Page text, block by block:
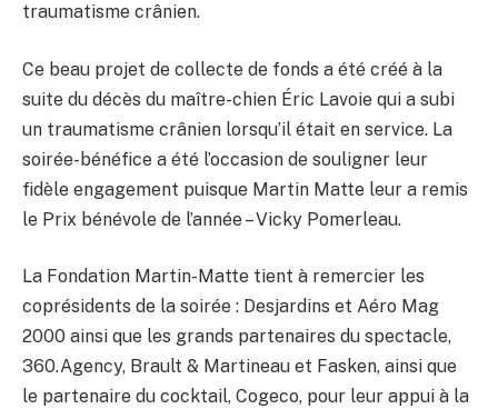
traumatisme crânien.
Ce beau projet de collecte de fonds a été créé à la
suite du décès du maître-chien Éric Lavoie qui a subi
un traumatisme crânien lorsqu’il était en service. La
soirée-bénéfice a été l’occasion de souligner leur
fidèle engagement puisque Martin Matte leur a remis
le Prix bénévole de l’année – Vicky Pomerleau.
La Fondation Martin-Matte tient à remercier les
coprésidents de la soirée : Desjardins et Aéro Mag
2000 ainsi que les grands partenaires du spectacle,
360.Agency, Brault & Martineau et Fasken, ainsi que
le partenaire du cocktail, Cogeco, pour leur appui à la